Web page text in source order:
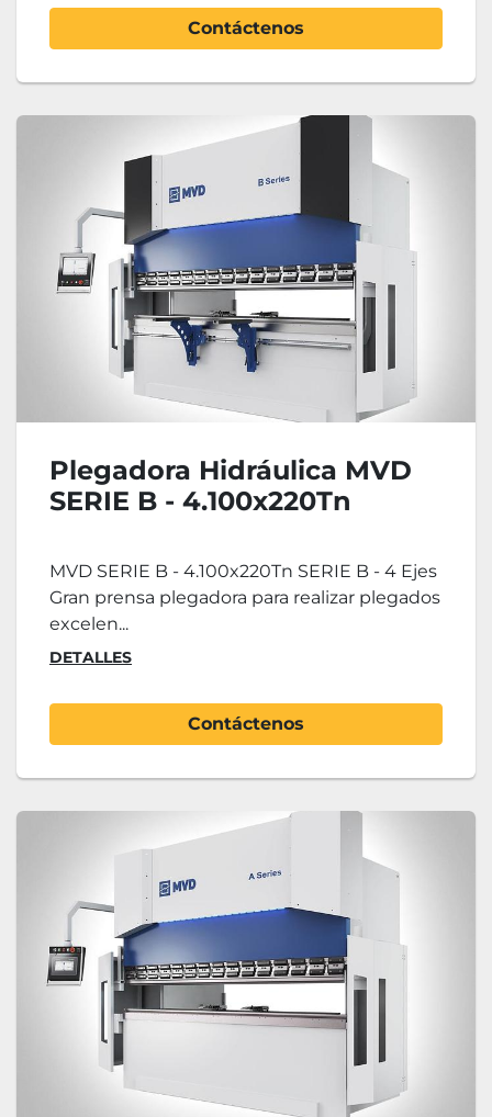
Contáctenos
Plegadora Hidráulica MVD
SERIE B - 4.100x220Tn
MVD SERIE B - 4.100x220Tn SERIE B - 4 Ejes
Gran prensa plegadora para realizar plegados
excelen...
DETALLES
Contáctenos